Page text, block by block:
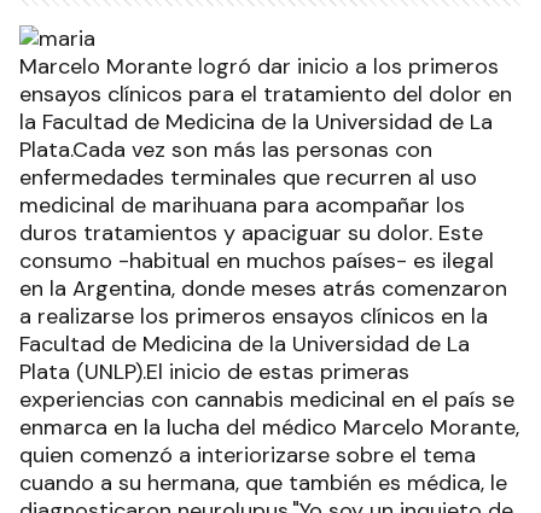
Marcelo Morante logró dar inicio a los primeros
ensayos clínicos para el tratamiento del dolor en
la Facultad de Medicina de la Universidad de La
Plata.Cada vez son más las personas con
enfermedades terminales que recurren al uso
medicinal de marihuana para acompañar los
duros tratamientos y apaciguar su dolor. Este
consumo -habitual en muchos países- es ilegal
en la Argentina, donde meses atrás comenzaron
a realizarse los primeros ensayos clínicos en la
Facultad de Medicina de la Universidad de La
Plata (UNLP).El inicio de estas primeras
experiencias con cannabis medicinal en el país se
enmarca en la lucha del médico Marcelo Morante,
quien comenzó a interiorizarse sobre el tema
cuando a su hermana, que también es médica, le